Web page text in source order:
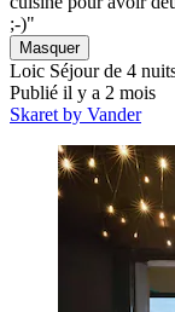
;-)"
Masquer
Loic Séjour de 4
Publié il y a 2 mois
Skaret by Vander